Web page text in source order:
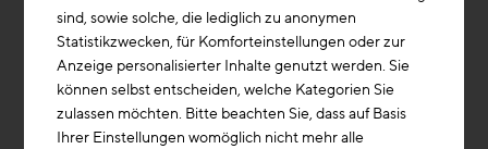
sind, sowie solche, die lediglich zu anonymen
Statistikzwecken, für Komforteinstellungen oder zur
Anzeige personalisierter Inhalte genutzt werden. Sie
können selbst entscheiden, welche Kategorien Sie
zulassen möchten. Bitte beachten Sie, dass auf Basis
Ihrer Einstellungen womöglich nicht mehr alle